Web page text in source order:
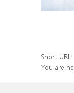
Short URL:
You are